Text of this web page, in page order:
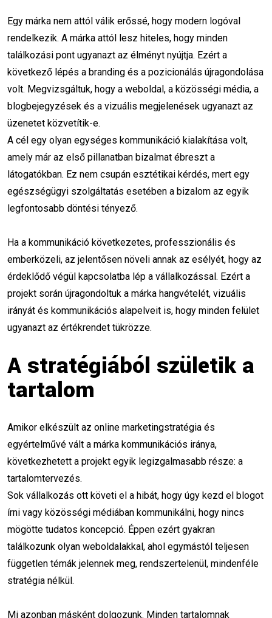
Online Kommunikáció
Paraszociális Kapcsolat
Marketing Filozófia blogírás
kulcsszóoptimalizálás
kattintásvadász címek átkattintási arány
szövegírás blogmarketing
podcast marketing tartalomstratégia
márkaépítés marketingragadozó
online oktatás Zoom tanfolyam
év végi szünet oktatási szünet
oktatási naptár ünnepi időszak
új év indulás
közösségi média algoritmusok
2025 marketing trendek organikus elérés
fizetett hirdetések
Instagram marketing kulcsszókutatás
moho oktató animációs tanár
2D animáció marketing animáció
online animáció kurzus
Egy márka nem attól válik erőssé, hogy modern logóval
rendelkezik. A márka attól lesz hiteles, hogy minden
találkozási pont ugyanazt az élményt nyújtja. Ezért a
következő lépés a branding és a pozicionálás újragondolása
volt. Megvizsgáltuk, hogy a weboldal, a közösségi média, a
blogbejegyzések és a vizuális megjelenések ugyanazt az
üzenetet közvetítik-e.
A cél egy olyan egységes kommunikáció kialakítása volt,
amely már az első pillanatban bizalmat ébreszt a
látogatókban. Ez nem csupán esztétikai kérdés, mert egy
egészségügyi szolgáltatás esetében a bizalom az egyik
legfontosabb döntési tényező.
Ha a kommunikáció következetes, professzionális és
emberközeli, az jelentősen növeli annak az esélyét, hogy az
érdeklődő végül kapcsolatba lép a vállalkozással. Ezért a
projekt során újragondoltuk a márka hangvételét, vizuális
irányát és kommunikációs alapelveit is, hogy minden felület
ugyanazt az értékrendet tükrözze.
A stratégiából születik a
tartalom
Amikor elkészült az online marketingstratégia és
egyértelművé vált a márka kommunikációs iránya,
következhetett a projekt egyik legizgalmasabb része: a
tartalomtervezés.
Sok vállalkozás ott követi el a hibát, hogy úgy kezd el blogot
írni vagy közösségi médiában kommunikálni, hogy nincs
mögötte tudatos koncepció. Éppen ezért gyakran
találkozunk olyan weboldalakkal, ahol egymástól teljesen
független témák jelennek meg, rendszertelenül, mindenféle
stratégia nélkül.
Mi azonban másként dolgozunk. Minden tartalomnak